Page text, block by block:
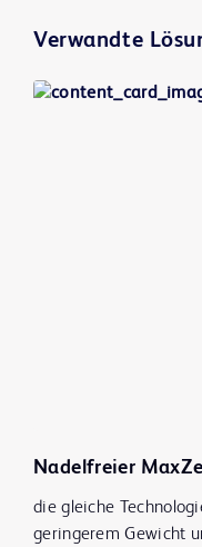
Verwandte
Nadelfreier
die gleiche
geringerem Gewicht